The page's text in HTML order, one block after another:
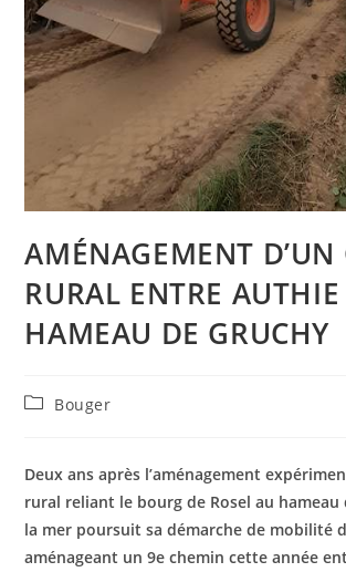
AMÉNAGEMENT
RURAL ENTRE AUTHIE
HAMEAU DE GRUCHY
PostBouger
Deux ans après l’aménagement
rural reliant le bourg de Rosel au hameau
la mer poursuit sa démarche de mobilité
aménageant un 9e chemin cette année